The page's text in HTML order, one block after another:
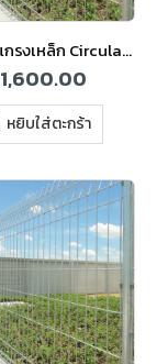
เสารั้วตะแกรงเหล็ก Circular 1.60 GY เทา
1,600.00
หยิบใส่ตะกร้า